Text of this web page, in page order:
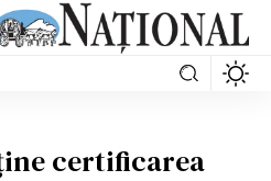
certificarea